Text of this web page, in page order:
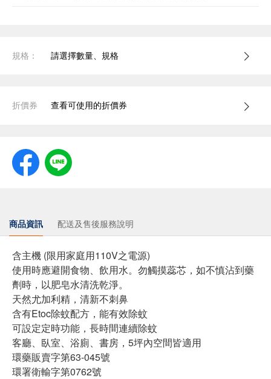
規格： 請選擇數量、規格
折價券 查看可使用的折價券
商品資訊 配送及售後服務說明
含主機 (限用家庭用110V之電源)
使用時應避開食物、飲用水。勿觸摸蕊芯，如不慎沾到藥
劑時，以肥皂水清洗乾淨。
天然尤加利精，清新不刺鼻
含有Etoc除蚊配方，能有效除蚊
可設定定時功能，長時間連續除蚊
客廳、臥室、浴廁、書房，5坪內空間皆適用
環藥販賣字第63-045號
環署衛輸字第0762號